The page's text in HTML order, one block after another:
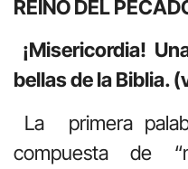
REINO DEL
¡Misericordia!
bellas de la Biblia.
La primera
compuesta de